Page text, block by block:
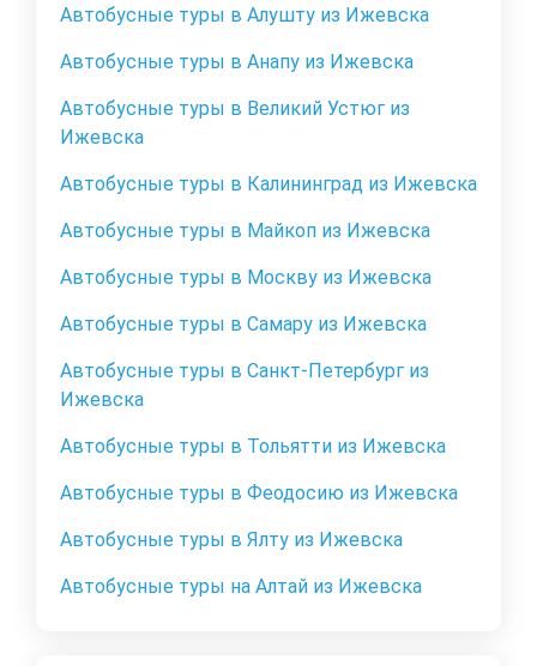
Автобусные туры в Алушту из Ижевска
Автобусные туры в Анапу из Ижевска
Автобусные туры в Великий Устюг из
Ижевска
Автобусные туры в Калининград из Ижевска
Автобусные туры в Майкоп из Ижевска
Автобусные туры в Москву из Ижевска
Автобусные туры в Самару из Ижевска
Автобусные туры в Санкт-Петербург из
Ижевска
Автобусные туры в Тольятти из Ижевска
Автобусные туры в Феодосию из Ижевска
Автобусные туры в Ялту из Ижевска
Автобусные туры на Алтай из Ижевска